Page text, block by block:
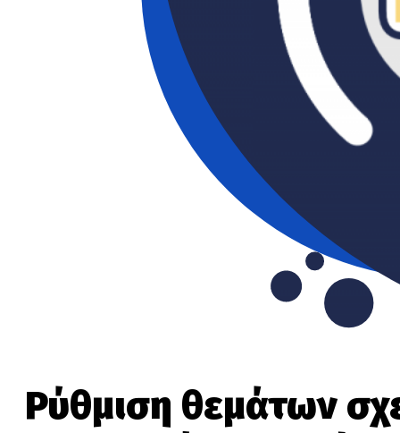
Ρύθμιση θεμάτων